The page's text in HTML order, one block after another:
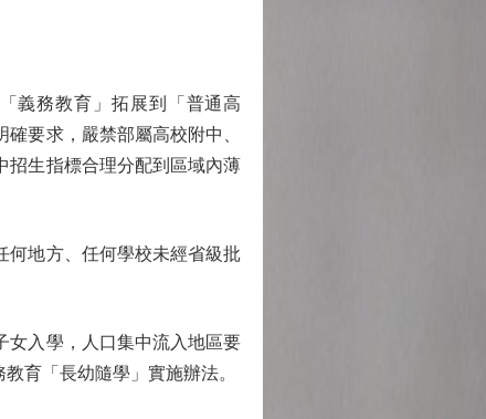
義務教育」拓展到「普通高
要求，嚴禁部屬高校附中、
招生指標合理分配到區域內薄
地方、任何學校未經省級批
入學，人口集中流入地區要
育「長幼隨學」實施辦法。